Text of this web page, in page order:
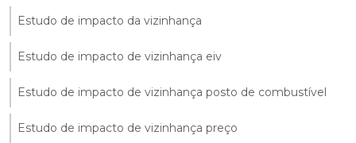
Estudo de impacto da vizinhança
Estudo de impacto de vizinhança eiv
Estudo de impacto de vizinhança posto de combustível
Estudo de impacto de vizinhança preço